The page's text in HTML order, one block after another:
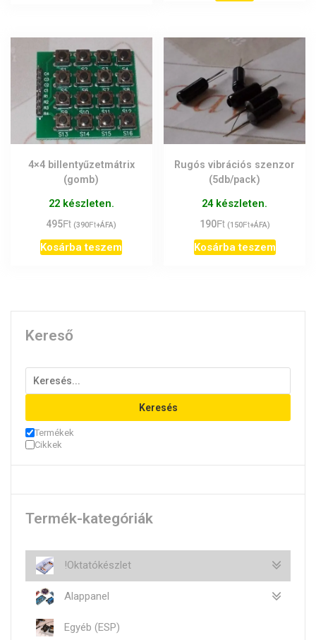
4×4 billentyűzetmátrix
(gomb)
22 készleten.
495Ft (390Ft+ÁFA)
Kosárba teszem
Rugós vibrációs szenzor
(5db/pack)
24 készleten.
190Ft (150Ft+ÁFA)
Kosárba teszem
Kereső
Keresés
Termékek
Cikkek
Termék-kategóriák
!Oktatókészlet
Alappanel
Egyéb (ESP)